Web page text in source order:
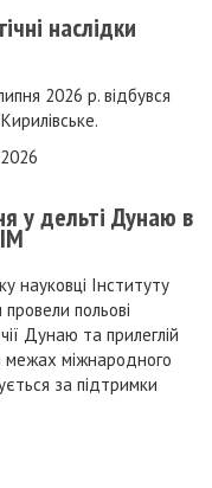
наслідки
2026 р. відбувся
у дельті Дунаю в
науковці Інституту
провели польові
Дунаю та прилеглій
межах міжнародного
за підтримки